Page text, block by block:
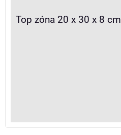
Top zóna 20 x 30 x 8 cm